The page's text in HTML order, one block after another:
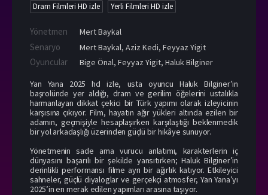
Dram Filmleri HD izle
Yerli Filmleri HD izle
Yönetmen Mert Baykal
Senaryo Mert Baykal, Aziz Kedi, Feyyaz Yigit
Oyuncular Bige Önal, Feyyaz Yigit, Haluk Bilginer
Yan Yana 2025 hd izle, usta oyuncu Haluk Bilginer’in
başrolünde yer aldığı, dram ve gerilim öğelerini ustalıkla
harmanlayan dikkat çekici bir Türk yapımı olarak izleyicinin
karşısına çıkıyor. Film, hayatın ağır yükleri altında ezilen bir
adamın, geçmişiyle hesaplaşırken karşılaştığı beklenmedik
bir yol arkadaşlığı üzerinden güçlü bir hikâye sunuyor.
Yönetmenin sade ama vurucu anlatımı, karakterlerin iç
dünyasını başarılı bir şekilde yansıtırken; Haluk Bilginer’in
derinlikli performansı filme ayrı bir ağırlık katıyor. Etkileyici
sahneler, güçlü diyaloglar ve gerçekçi atmosfer, Yan Yana’yı
2025’in en merak edilen yapımları arasına taşıyor.